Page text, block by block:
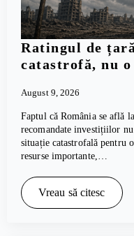
Ratingul de
catastrofă, nu
August 9, 2026
Faptul că România se află
recomandate investițiilor
situație catastrofală pentru
resurse importante,…
Vreau să citesc